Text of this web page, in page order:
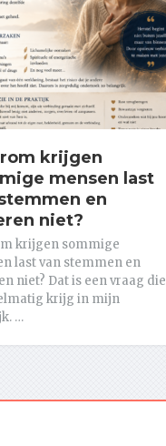
krijgen
mensen last
en
niet?
krijgen sommige
last van stemmen en
niet? Dat is een vraag die
krijg in mijn
…